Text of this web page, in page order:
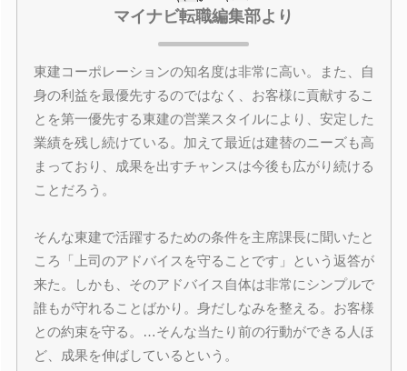
マイナビ転職編集部より
東建コーポレーションの知名度は非常に高い。また、自
身の利益を最優先するのではなく、お客様に貢献するこ
とを第一優先する東建の営業スタイルにより、安定した
業績を残し続けている。加えて最近は建替のニーズも高
まっており、成果を出すチャンスは今後も広がり続ける
ことだろう。
そんな東建で活躍するための条件を主席課長に聞いたと
ころ「上司のアドバイスを守ることです」という返答が
来た。しかも、そのアドバイス自体は非常にシンプルで
誰もが守れることばかり。身だしなみを整える。お客様
との約束を守る。…そんな当たり前の行動ができる人ほ
ど、成果を伸ばしているという。